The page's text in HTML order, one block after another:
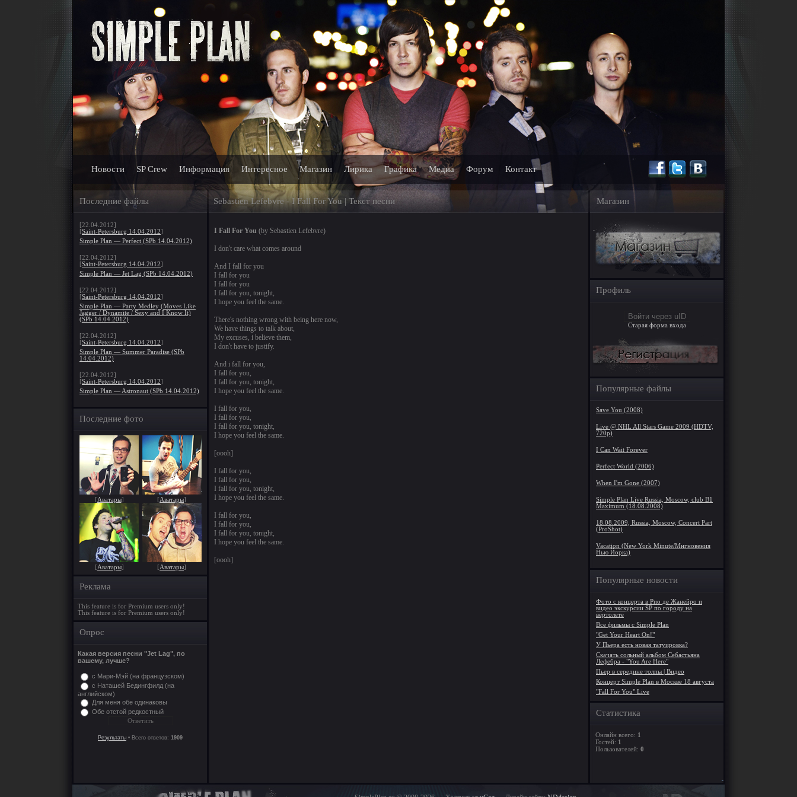
Новости SP Crew Информация Интересное Магазин Лирика Графика Медиа Форум Контакт
Последние файлы Sebastien Lefebvre - I Fall For You | Текст песни Магазин
[22.04.2012]
[Saint-Petersburg 14.04.2012]
Simple Plan — Perfect (SPb 14.04.2012)
[22.04.2012]
[Saint-Petersburg 14.04.2012]
Simple Plan — Jet Lag (SPb 14.04.2012)
[22.04.2012]
[Saint-Petersburg 14.04.2012]
Simple Plan — Party Medley (Moves Like
Jagger / Dynamite / Sexy and I Know It)
(SPb 14.04.2012)
[22.04.2012]
[Saint-Petersburg 14.04.2012]
Simple Plan — Summer Paradise (SPb
14.04.2012)
[22.04.2012]
[Saint-Petersburg 14.04.2012]
Simple Plan — Astronaut (SPb 14.04.2012)
Последние фото
[Аватары] [Аватары]
[Аватары] [Аватары]
Реклама
This feature is for Premium users only!
This feature is for Premium users only!
Опрос
Какая версия песни "Jet Lag", по
вашему, лучше?
с Мари-Мэй (на французском)
с Наташей Бедингфилд (на
английском)
Для меня обе одинаковы
Обе отстой редкостный
Результаты • Всего ответов: 1909
I Fall For You (by Sebastien Lefebvre)
I don't care what comes around
And I fall for you
I fall for you
I fall for you
I fall for you, tonight,
I hope you feel the same.
There's nothing wrong with being here now,
We have things to talk about,
My excuses, i believe them,
I don't have to justify.
And i fall for you,
I fall for you,
I fall for you, tonight,
I hope you feel the same.
I fall for you,
I fall for you,
I fall for you, tonight,
I hope you feel the same.
[oooh]
I fall for you,
I fall for you,
I fall for you, tonight,
I hope you feel the same.
I fall for you,
I fall for you,
I fall for you, tonight,
I hope you feel the same.
[oooh]
Профиль
Войти через uID
Старая форма входа
Популярные файлы
Save You (2008)
Live @ NHL All Stars Game 2009 (HDTV,
720p)
I Can Wait Forever
Perfect World (2006)
When I'm Gone (2007)
Simple Plan Live Russia, Moscow, club B1
Maximum (18.08.2008)
18.08.2009, Russia, Moscow, Concert Part
(ProShot)
Vacation (New York Minute/Мнгновения
Нью Йорка)
Популярные новости
Фото с концерта в Рио де Жанейро и
видео экскурсии SP по городу на
вертолете
Все фильмы с Simple Plan
"Get Your Heart On!"
У Пьера есть новая татуировка?
Скачать сольный альбом Себастьяна
Лефебра - "You Are Here"
Пьер в середине толпы | Видео
Концерт Simple Plan в Москве 18 августа
"Fall For You" Live
Статистика
Онлайн всего: 1
Гостей: 1
Пользователей: 0